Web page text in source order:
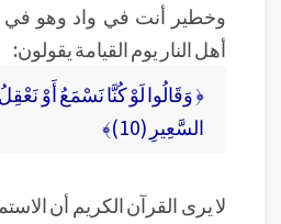
وخطير أنت في واد وهو في
أهل النار يوم القيامة يقولون:
﴿ وَقَالُوا لَوْ كُنَّا نَسْمَعُ أَوْ
السَّعِيرِ (10)﴾
لا يرى القرآن الكريم أن